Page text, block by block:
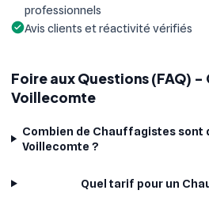
professionnels
Avis clients et réactivité vérifiés
Foire aux Questions (FAQ)
Voillecomte
Combien de Chauffagistes sont
Voillecomte ?
Quel tarif pour un